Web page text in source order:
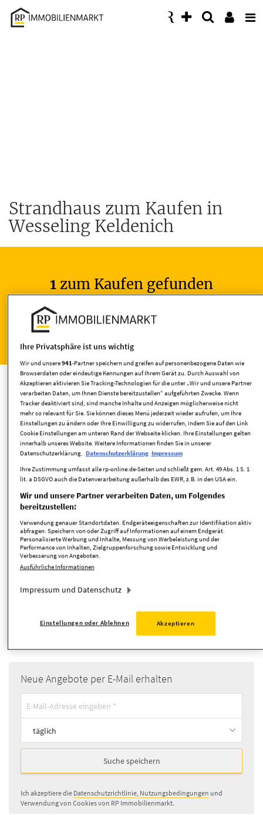
Accessibility
Modus
Strandhaus zum Kaufen in
Wesseling Keldenich
1zum Kaufen gefunden
Wohnen
Häuser kaufen
Umkreis
Wohnfläche
Zimmer
Suche anpassen
Objekttyp: Strandhaus
Neue Angebote per E-Mail erhalten
täglich
Suche speichern
Ich akzeptiere die Datenschutzrichtlinie, Nutzungsbedingungen und
Verwendung von Cookies von RP Immobilienmarkt.
Ihre Privatsphäre ist uns wichtig
Wir und unsere941-Partner speichern und greifen auf personenbezogene Daten wie
Browserdaten oder eindeutige Kennungen auf Ihrem Gerät zu. Durch Auswahl von
Akzeptieren aktivieren Sie Tracking-Technologien für die unter „Wir und unsere Partner
verarbeiten Daten, um Ihnen Dienste bereitzustellen“ aufgeführten Zwecke. Wenn
Tracker deaktiviert sind, sind manche Inhalte und Anzeigen möglicherweise nicht
mehr so relevant für Sie. Sie können dieses Menü jederzeit wieder aufrufen, um Ihre
Einstellungen zu ändern oder Ihre Einwilligung zu widerrufen, indem Sie auf den Link
Cookie Einstellungen am unteren Rand der Webseite klicken. Ihre Einstellungen gelten
innerhalb unseres Website. Weitere Informationen finden Sie in unserer
Datenschutzerklärung. Datenschutzerklärung Impressum
Ihre Zustimmung umfasst alle rp-online.de-Seiten und schließt gem. Art. 49 Abs. 1 S. 1
lit. a DSGVO auch die Datenverarbeitung außerhalb des EWR, z.B. in den USA ein.
Wir und unsere Partner verarbeiten Daten, um Folgendes
bereitzustellen:
Verwendung genauer Standortdaten. Endgeräteeigenschaften zur Identifikation aktiv
abfragen. Speichern von oder Zugriff auf Informationen auf einem Endgerät.
Personalisierte Werbung und Inhalte, Messung von Werbeleistung und der
Performance von Inhalten, Zielgruppenforschung sowie Entwicklung und
Verbesserung von Angeboten.
Ausführliche Informationen
Impressum und Datenschutz
Einstellungen oder Ablehnen Akzeptieren